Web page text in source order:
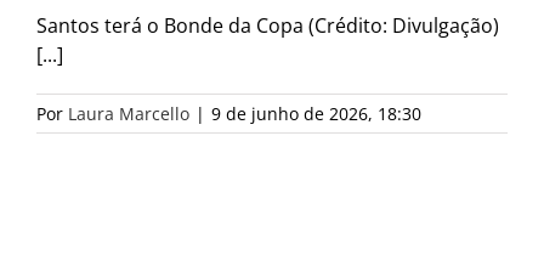
Santos terá o Bonde da Copa (Crédito: Divulgação)
[...]
Por Laura Marcello | 9 de junho de 2026, 18:30